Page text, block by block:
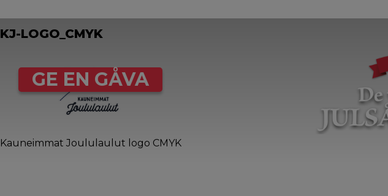
GE EN GÅVA
KJ-LOGO_CMYK
Kauneimmat Joululaulut logo CMYK